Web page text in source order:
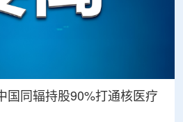
国同辐持股90%打通核医疗